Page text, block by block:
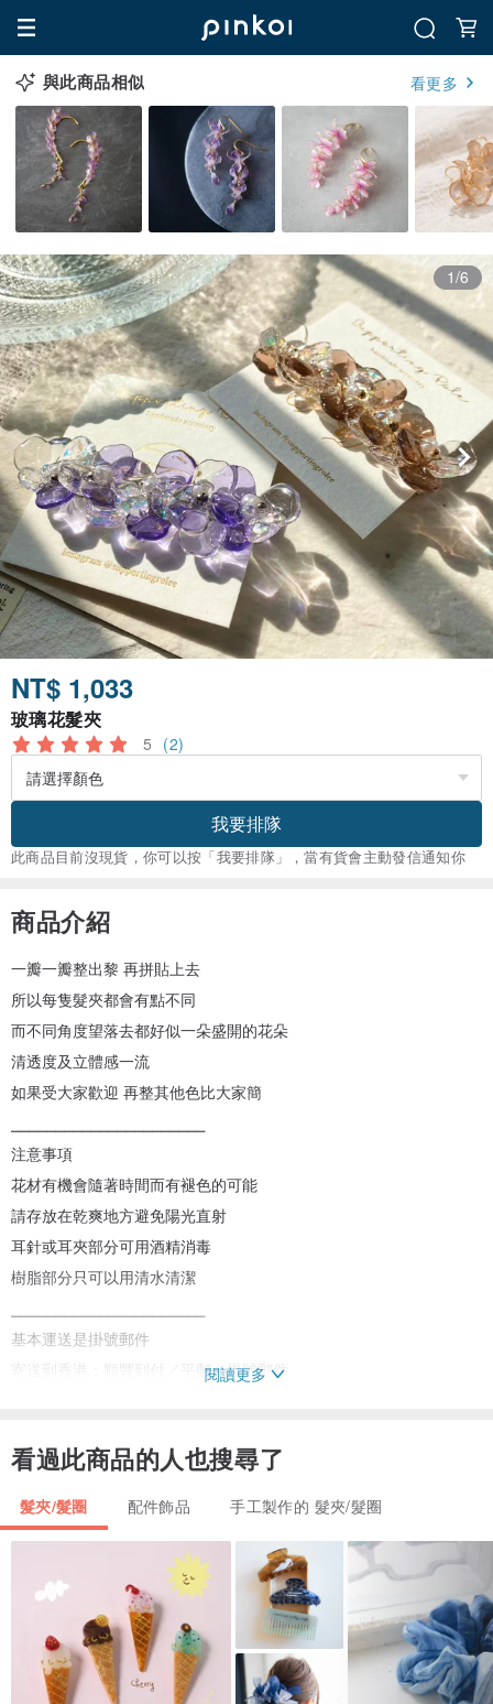
與此商品相似 看更多
1/6
NT$ 1,033
玻璃花髮夾
5 (2)
我要排隊
此商品目前沒現貨，你可以按「我要排隊」，當有貨會主動發信通知你
商品介紹
一瓣一瓣整出黎 再拼貼上去
所以每隻髮夾都會有點不同
而不同角度望落去都好似一朵盛開的花朵
清透度及立體感一流
如果受大家歡迎 再整其他色比大家簡
注意事項
‪花材有機會隨著時間而有褪色的可能
請存放在乾爽地方避免陽光直射
耳針或耳夾部分可用酒精消毒
樹脂部分只可以用清水清潔
基本運送是掛號郵件
寄送到香港：順豐到付／平郵／掛號郵件
閱讀更多
看過此商品的人也搜尋了
髮夾/髮圈 配件飾品 手工製作的 髮夾/髮圈